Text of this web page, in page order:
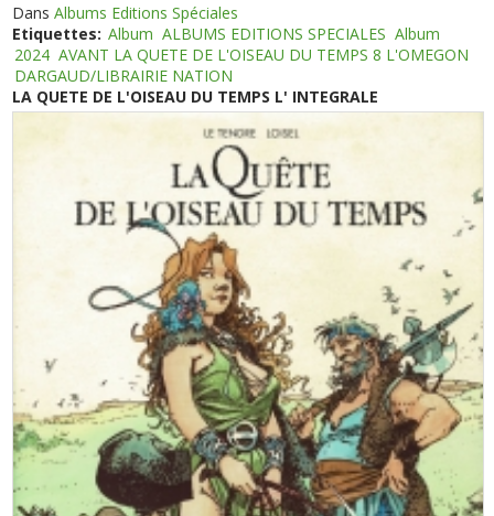
DansAlbums Editions Spéciales
Etiquettes: Album ALBUMS EDITIONS SPECIALES Album
2024 AVANT LA QUETE DE L'OISEAU DU TEMPS 8 L'OMEGON
DARGAUD/LIBRAIRIE NATION
LA QUETE DE L'OISEAU DU TEMPS L' INTEGRALE